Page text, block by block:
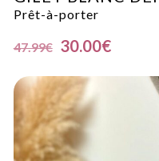
Prêt-à-porter
47.99€ 30.00€